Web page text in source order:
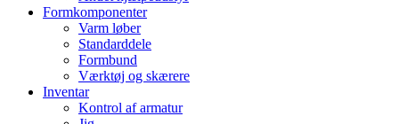
Formkomponenter
Varm løber
Standarddele
Formbund
Værktøj og skærere
Inventar
Kontrol af armatur